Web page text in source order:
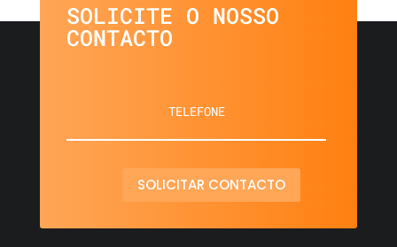
SOLICITE O NOSSO
CONTACTO
SOLICITAR CONTACTO